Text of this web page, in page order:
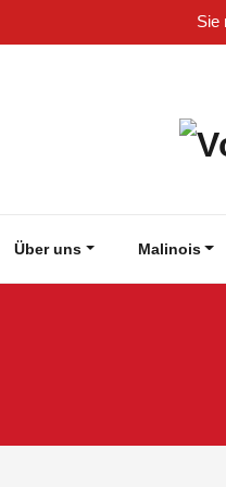
Über uns Malinois